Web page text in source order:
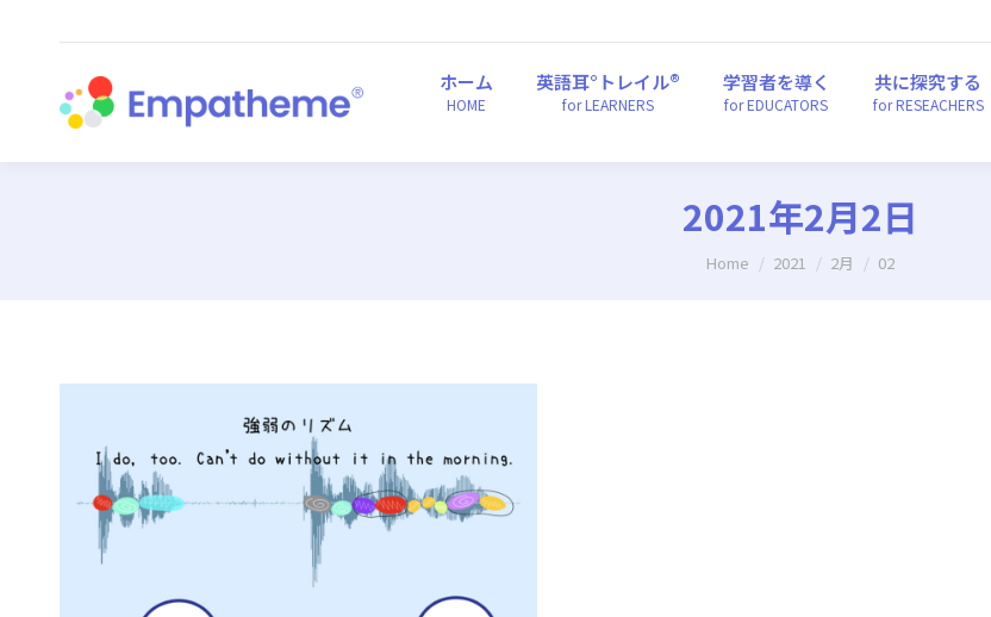
ホーム
HOME
英語耳°トレイル®
for LEARNERS
学習者を導く
for EDUCATORS
共に探究する
for RESEACHERS
2021年2月2日
You are here:
Home 2021 2月 02
ホーム 英語耳°トレイル® 学習者を導く 共に探究する